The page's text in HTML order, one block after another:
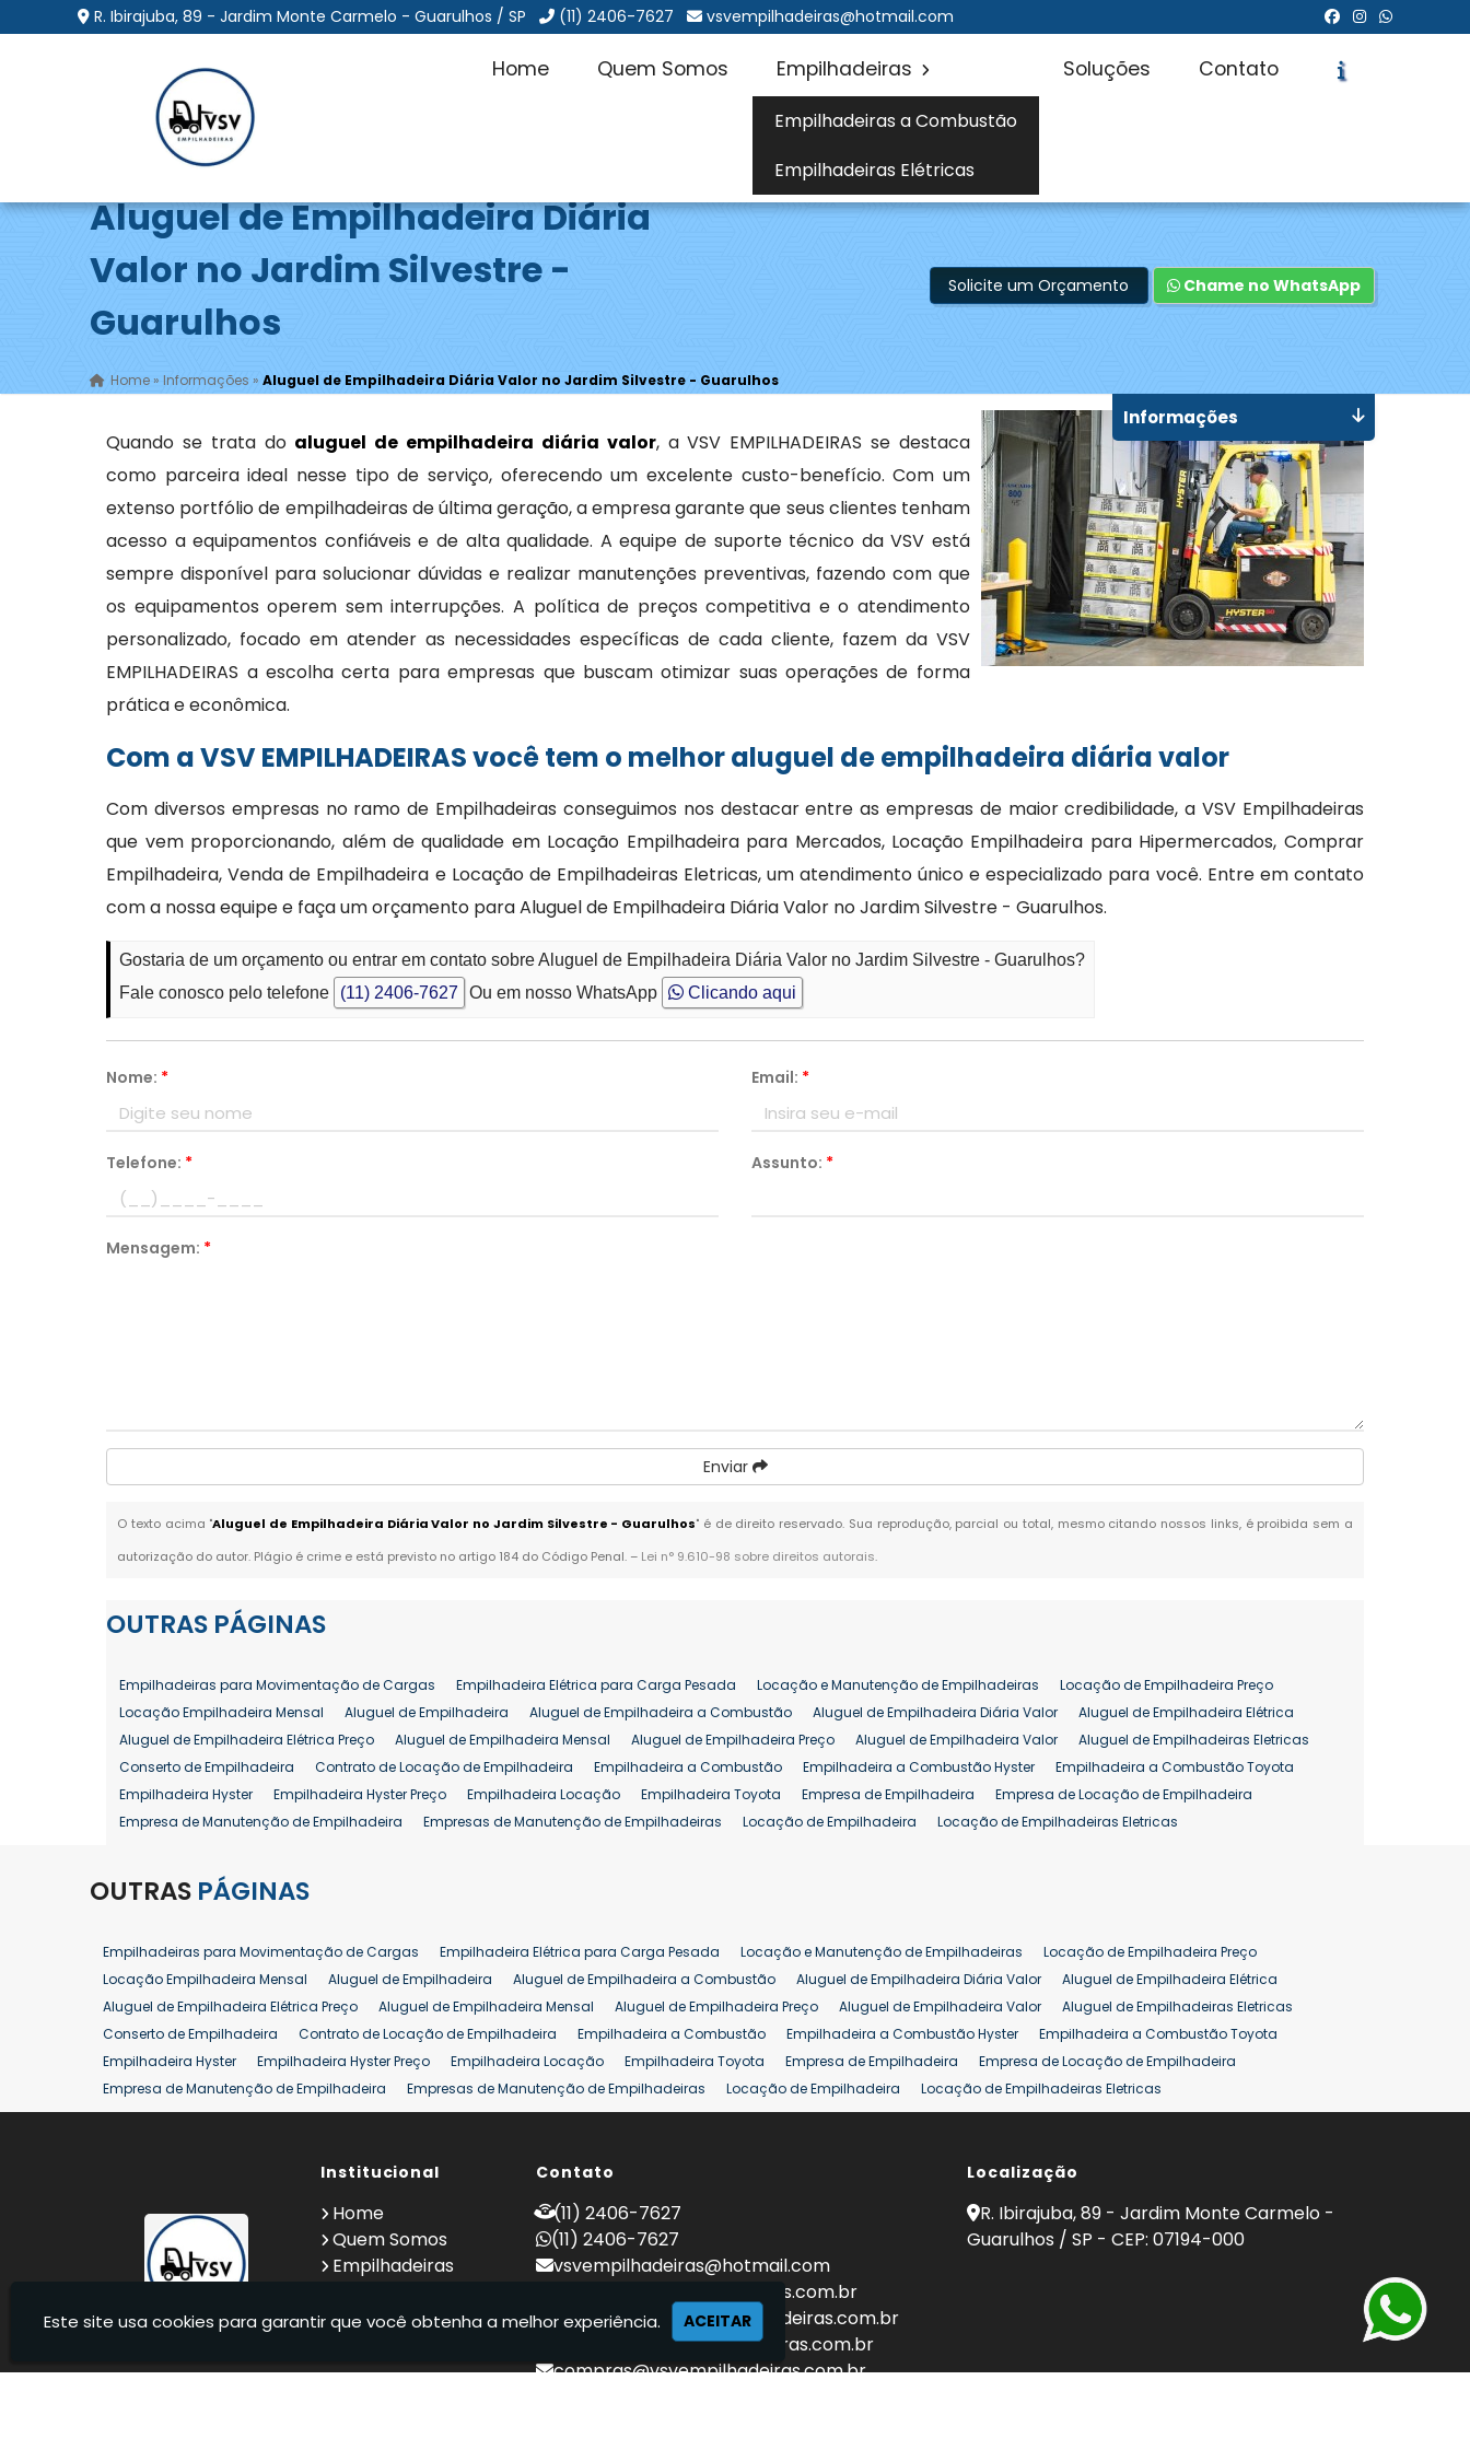
R. Ibirajuba, 89 - Jardim Monte Carmelo - Guarulhos / SP (11) 2406-7627 vsvempilhadeiras@hotmail.com
Home Quem Somos Empilhadeiras
Empilhadeiras a Combustão
Empilhadeiras Elétricas
Soluções Contato
Aluguel de Empilhadeira Diária
Valor no Jardim Silvestre -
Guarulhos
Home »Informações »Aluguel de Empilhadeira Diária Valor no Jardim Silvestre - Guarulhos
Solicite um Orçamento Chame no WhatsApp
Quando se trata do aluguel de empilhadeira diária valor, a VSV EMPILHADEIRAS se destaca
como parceira ideal nesse tipo de serviço, oferecendo um excelente custo-benefício. Com um
extenso portfólio de empilhadeiras de última geração, a empresa garante que seus clientes tenham
acesso a equipamentos confiáveis e de alta qualidade. A equipe de suporte técnico da VSV está
sempre disponível para solucionar dúvidas e realizar manutenções preventivas, fazendo com que
os equipamentos operem sem interrupções. A política de preços competitiva e o atendimento
personalizado, focado em atender as necessidades específicas de cada cliente, fazem da VSV
EMPILHADEIRAS a escolha certa para empresas que buscam otimizar suas operações de forma
prática e econômica.
Com a VSV EMPILHADEIRAS você tem o melhor aluguel de empilhadeira diária valor
Com diversos empresas no ramo de Empilhadeiras conseguimos nos destacar entre as empresas de maior credibilidade, a VSV Empilhadeiras
que vem proporcionando, além de qualidade em Locação Empilhadeira para Mercados, Locação Empilhadeira para Hipermercados, Comprar
Empilhadeira, Venda de Empilhadeira e Locação de Empilhadeiras Eletricas, um atendimento único e especializado para você. Entre em contato
com a nossa equipe e faça um orçamento para Aluguel de Empilhadeira Diária Valor no Jardim Silvestre - Guarulhos.
Gostaria de um orçamento ou entrar em contato sobre Aluguel de Empilhadeira Diária Valor no Jardim Silvestre - Guarulhos?
Fale conosco pelo telefone
(11) 2406-7627 Ou em nosso WhatsApp Clicando aqui
Nome: * Email: *
Telefone: * Assunto: *
Mensagem: *
Enviar
O texto acima "Aluguel de Empilhadeira Diária Valor no Jardim Silvestre - Guarulhos" é de direito reservado. Sua reprodução, parcial ou total, mesmo citando nossos links, é proibida sem a
autorização do autor. Plágio é crime e está previsto no artigo 184 do Código Penal. – Lei n° 9.610-98 sobre direitos autorais.
Informações
OUTRAS PÁGINAS
Empilhadeiras para Movimentação de Cargas Empilhadeira Elétrica para Carga Pesada Locação e Manutenção de Empilhadeiras
Locação de Empilhadeira Preço
Locação Empilhadeira Mensal
Aluguel de Empilhadeira Aluguel de Empilhadeira a Combustão Aluguel de Empilhadeira Diária Valor
Aluguel de Empilhadeira Elétrica
Aluguel de Empilhadeira Elétrica Preço
Aluguel de Empilhadeira Mensal Aluguel de Empilhadeira Preço Aluguel de Empilhadeira Valor
Aluguel de Empilhadeiras Eletricas
Conserto de Empilhadeira
Contrato de Locação de Empilhadeira Empilhadeira a Combustão Empilhadeira a Combustão Hyster
Empilhadeira a Combustão Toyota
Empilhadeira Hyster
Empilhadeira Hyster Preço Empilhadeira Locação Empilhadeira Toyota Empresa de Empilhadeira
Empresa de Locação de Empilhadeira
Empresa de Manutenção de Empilhadeira
Empresas de Manutenção de Empilhadeiras Locação de Empilhadeira
Locação de Empilhadeiras Eletricas
Manutenção em Empilhadeiras
Reforma de Empilhadeira
Aluguel de Empilhadeira 25 ton
Locação de Empilhadeira 25 ton Comprar Empilhadeira 25 ton Empilhadeira a Combustão 25 ton
Preço de Empilhadeira 25 ton
Venda Empilhadeiras 25 ton
OUTRAS PÁGINAS
Empilhadeiras para Movimentação de Cargas Empilhadeira Elétrica para Carga Pesada Locação e Manutenção de Empilhadeiras
Locação de Empilhadeira Preço
Locação Empilhadeira Mensal
Aluguel de Empilhadeira Aluguel de Empilhadeira a Combustão Aluguel de Empilhadeira Diária Valor
Aluguel de Empilhadeira Elétrica
Aluguel de Empilhadeira Elétrica Preço
Aluguel de Empilhadeira Mensal Aluguel de Empilhadeira Preço Aluguel de Empilhadeira Valor
Aluguel de Empilhadeiras Eletricas
Conserto de Empilhadeira
Contrato de Locação de Empilhadeira Empilhadeira a Combustão Empilhadeira a Combustão Hyster
Empilhadeira a Combustão Toyota
Empilhadeira Hyster
Empilhadeira Hyster Preço Empilhadeira Locação Empilhadeira Toyota Empresa de Empilhadeira
Empresa de Locação de Empilhadeira
Empresa de Manutenção de Empilhadeira
Empresas de Manutenção de Empilhadeiras Locação de Empilhadeira
Locação de Empilhadeiras Eletricas
Locação Empilhadeira Hyster
Locação Empilhadeira para Hipermercados Locação Empilhadeira para Mercados
Manutenção de Empilhadeiras
Comprar Empilhadeira Comprar Empilhadeira Elétrica Comprar Empilhadeira Hyster
Locação de Empilhadeira 25 ton
Comprar Empilhadeira 25 ton Empilhadeira a Combustão 25 ton Preço de Empilhadeira 25 ton Venda Empilhadeiras 25 ton
Institucional
Home
Quem Somos
Empilhadeiras
Informações
Contato
(11) 2406-7627
(11) 2406-7627
vsvempilhadeiras@hotmail.com
locacao@vsvempilhadeiras.com.br
manutencao@vsvempilhadeiras.com.br
financeiro@vsvempilhadeiras.com.br
compras@vsvempilhadeiras.com.br
Localização
R. Ibirajuba, 89 - Jardim Monte Carmelo -
Guarulhos / SP - CEP: 07194-000
Este site usa cookies para garantir que você obtenha a melhor experiência. ACEITAR